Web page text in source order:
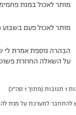
מותר לאכול במנת פחמימה בארבע
מותר לאכול פעם בשבוע חטיף פרה 99 קלוריות במקום חטיף ועוד ארבע פעמים בשבוע חלבה 99
על השאלה החוזרת
1 סה״כ)
להתחבר למערכת על מנת